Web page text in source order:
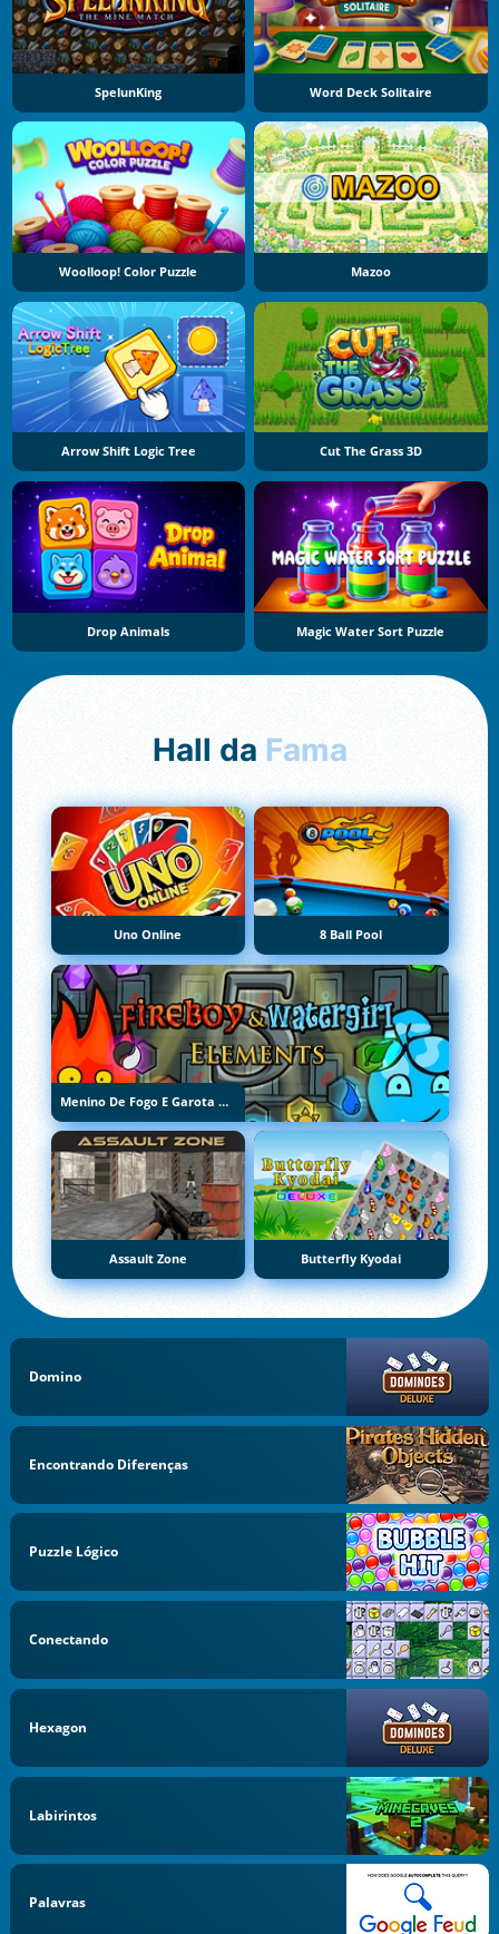
SpelunKing Word Deck Solitaire
Woolloop! Color Puzzle Mazoo
Arrow Shift Logic Tree Cut The Grass 3D
Drop Animals Magic Water Sort Puzzle
Hall da Fama
Uno Online 8 Ball Pool
Menino De Fogo E Garota De Água 5: Elementos
Assault Zone Butterfly Kyodai
Domino
Encontrando Diferenças
Puzzle Lógico
Conectando
Hexagon
Labirintos
Palavras